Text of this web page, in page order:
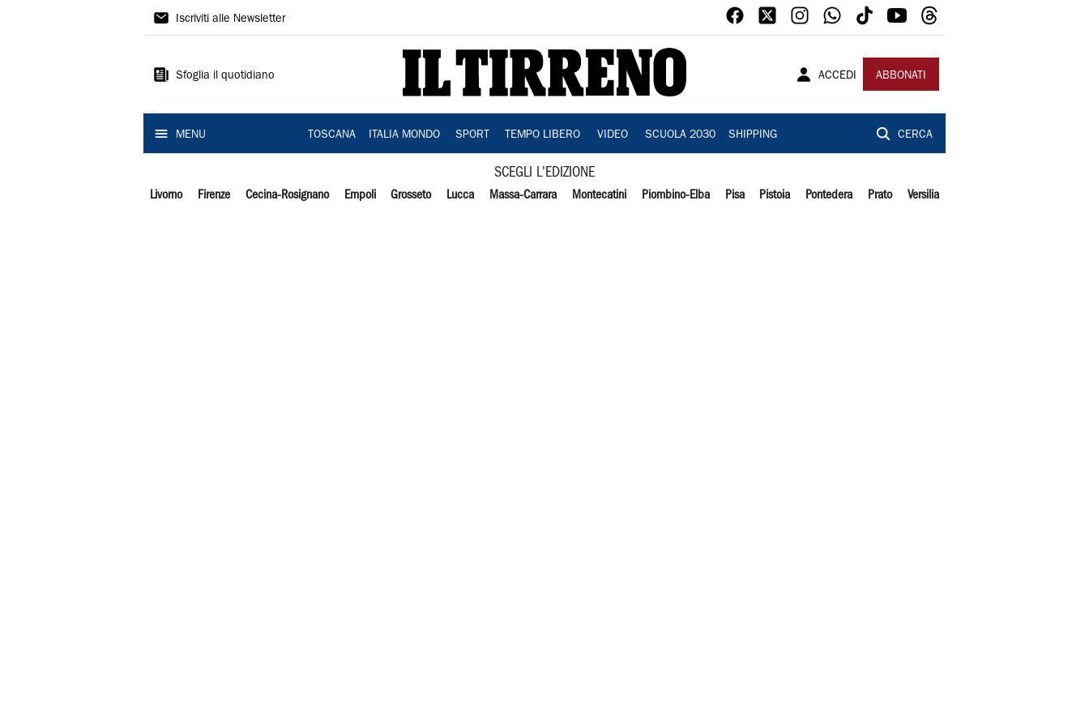
Il
Iscriviti alle Newsletter
Sfoglia il quotidiano ACCEDI ABBONATI
MENU TOSCANA ITALIA MONDO SPORT TEMPO LIBERO VIDEO SCUOLA 2030 SHIPPING CERCA
SCEGLI L'EDIZIONE
Livorno Firenze Cecina-Rosignano Empoli Grosseto Lucca Massa-Carrara Montecatini Piombino-Elba Pisa Pistoia Pontedera Prato Versilia